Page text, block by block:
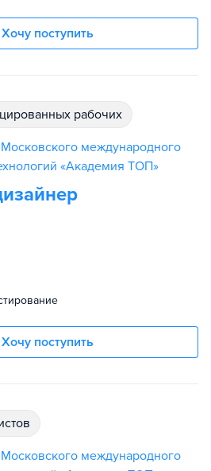
Хочу поступить
рабочих
международного
«Академия ТОП»
Хочу поступить
международного